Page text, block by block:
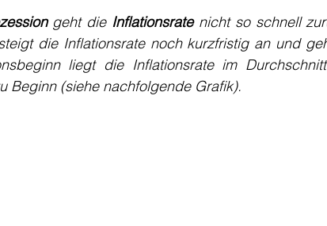
geht die Inflationsrate nicht so schnell
die Inflationsrate noch kurzfristig an und
liegt die Inflationsrate im
Beginn (siehe nachfolgende Grafik).